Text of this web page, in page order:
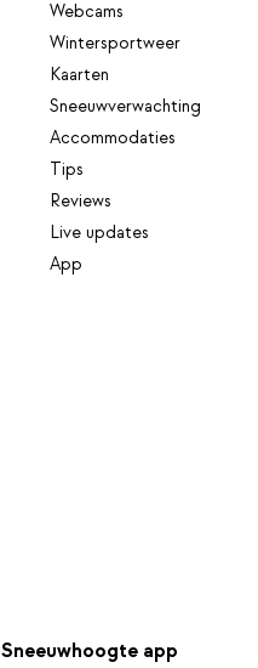
Webcams
Wintersportweer
Kaarten
Sneeuwverwachting
Accommodaties
Tips
Reviews
Live updates
App
Sneeuwhoogte app